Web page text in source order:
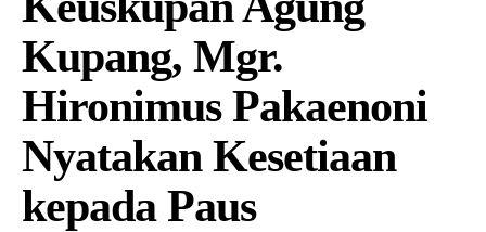
Kupang, Mgr.
Hironimus Pakaenoni
Nyatakan Kesetiaan
kepada Paus